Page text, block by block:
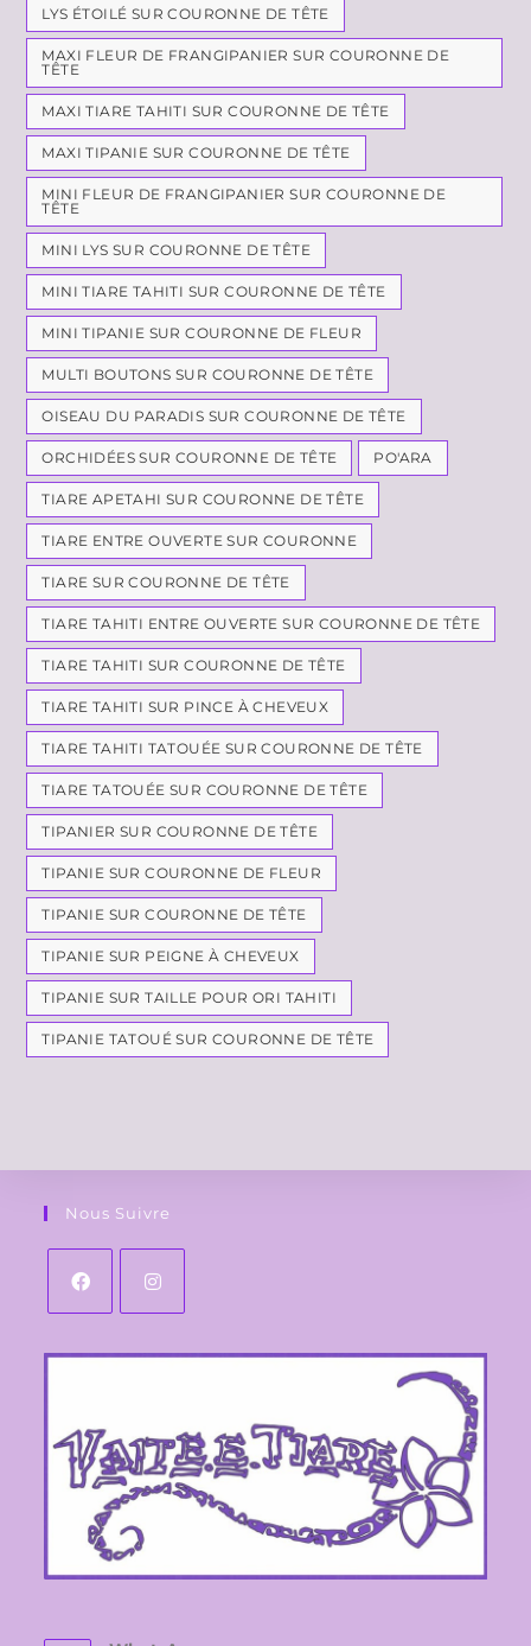
LYS ÉTOILÉ SUR COURONNE DE TÊTE
MAXI FLEUR DE FRANGIPANIER SUR COURONNE DE
TÊTE
MAXI TIARE TAHITI SUR COURONNE DE TÊTE
MAXI TIPANIE SUR COURONNE DE TÊTE
MINI FLEUR DE FRANGIPANIER SUR COURONNE DE
TÊTE
MINI LYS SUR COURONNE DE TÊTE
MINI TIARE TAHITI SUR COURONNE DE TÊTE
MINI TIPANIE SUR COURONNE DE FLEUR
MULTI BOUTONS SUR COURONNE DE TÊTE
OISEAU DU PARADIS SUR COURONNE DE TÊTE
ORCHIDÉES SUR COURONNE DE TÊTE PO'ARA
TIARE APETAHI SUR COURONNE DE TÊTE
TIARE ENTRE OUVERTE SUR COURONNE
TIARE SUR COURONNE DE TÊTE
TIARE TAHITI ENTRE OUVERTE SUR COURONNE DE TÊTE
TIARE TAHITI SUR COURONNE DE TÊTE
TIARE TAHITI SUR PINCE À CHEVEUX
TIARE TAHITI TATOUÉE SUR COURONNE DE TÊTE
TIARE TATOUÉE SUR COURONNE DE TÊTE
TIPANIER SUR COURONNE DE TÊTE
TIPANIE SUR COURONNE DE FLEUR
TIPANIE SUR COURONNE DE TÊTE
TIPANIE SUR PEIGNE À CHEVEUX
TIPANIE SUR TAILLE POUR ORI TAHITI
TIPANIE TATOUÉ SUR COURONNE DE TÊTE
Nous Suivre